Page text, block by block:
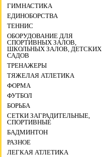
ГИМНАСТИКА
ЕДИНОБОРСТВА
ТЕННИС
ОБОРУДОВАНИЕ ДЛЯ
СПОРТИВНЫХ ЗАЛОВ,
ШКОЛЬНЫХ ЗАЛОВ, ДЕТСКИХ
САДОВ
ТРЕНАЖЕРЫ
ТЯЖЕЛАЯ АТЛЕТИКА
ФОРМА
ФУТБОЛ
БОРЬБА
СЕТКИ ЗАГРАДИТЕЛЬНЫЕ,
СПОРТИВНЫЕ
БАДМИНТОН
РАЗНОЕ
ЛЕГКАЯ АТЛЕТИКА